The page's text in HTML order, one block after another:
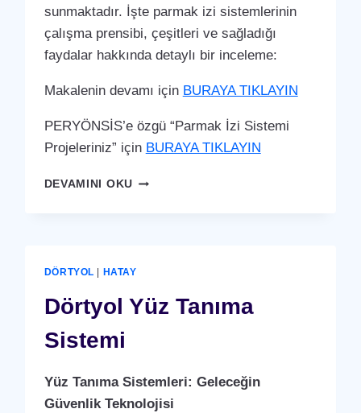
sunmaktadır. İşte parmak izi sistemlerinin
çalışma prensibi, çeşitleri ve sağladığı
faydalar hakkında detaylı bir inceleme:
Makalenin devamı için BURAYA TIKLAYIN
PERYÖNSİS’e özgü “Parmak İzi Sistemi
Projeleriniz” için BURAYA TIKLAYIN
DEVAMINI OKUDÖRTYOL
DÖRTYOL HATAY
Dörtyol Yüz Tanıma
Sistemi
Yüz Tanıma Sistemleri: Geleceğin
Güvenlik Teknolojisi